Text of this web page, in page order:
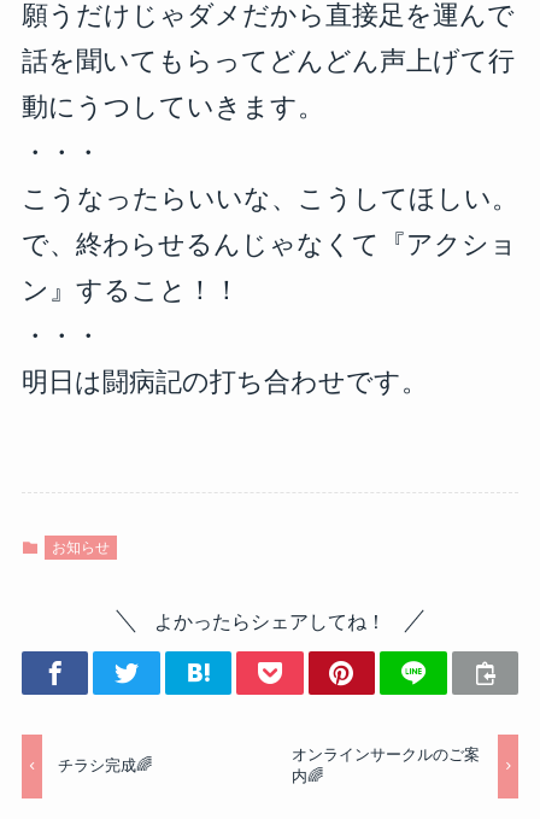
願うだけじゃダメだから直接足を運んで
話を聞いてもらってどんどん声上げて行
動にうつしていきます。
・・・
こうなったらいいな、こうしてほしい。
で、終わらせるんじゃなくて『アクショ
ン』すること！！
・・・
明日は闘病記の打ち合わせです。
お知らせ
よかったらシェアしてね！
チラシ完成🌈
オンラインサークルのご案
内🌈